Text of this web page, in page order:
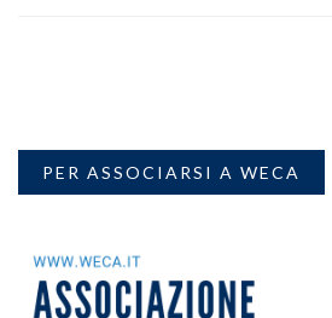
PER ASSOCIARSI A WECA